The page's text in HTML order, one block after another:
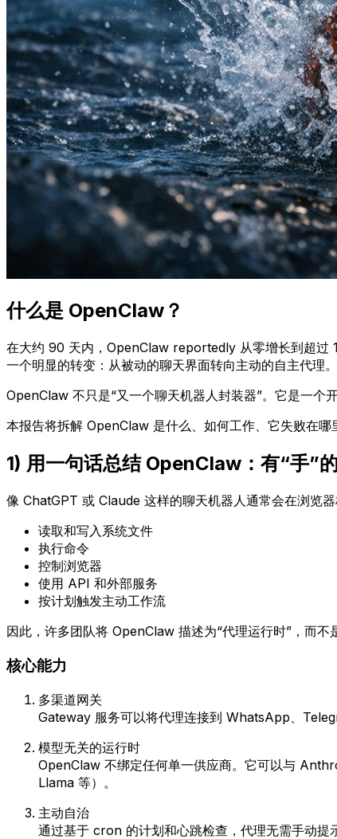
什么是 OpenClaw？
在大约 90 天内，OpenClaw reportedly 从零增长到超过
一个明显的转变：从被动的聊天界面转向主动的自主代理。
OpenClaw 不只是“又一个聊天机器人封装器”。它是一个
本报告将拆解 OpenClaw 是什么、如何工作、它失败在哪
1) 用一句话总结 OpenClaw：有“手”
像 ChatGPT 或 Claude 这样的聊天机器人通常会在浏览
读取和写入系统文件
执行命令
控制浏览器
使用 API 和外部服务
按计划触发主动工作流
因此，许多团队将 OpenClaw 描述为“代理运行时”，而不
核心能力
多渠道网关
Gateway 服务可以将代理连接到 WhatsApp、
模型无关的运行时
OpenClaw 不绑定任何单一供应商。它可以与
Llama 等）。
主动自治
通过基于 cron 的计划和心跳检查，代理无需手动提